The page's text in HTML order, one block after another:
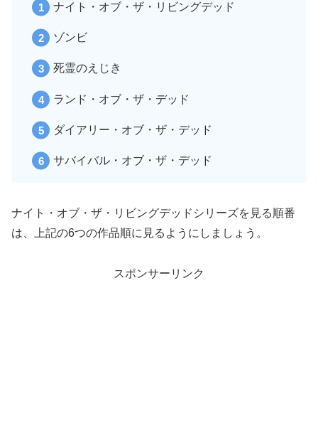
ナイト・オブ・ザ・リビングデッド
ゾンビ
死霊のえじき
ランド・オブ・ザ・デッド
ダイアリー・オブ・ザ・デッド
サバイバル・オブ・ザ・デッド
ナイト・オブ・ザ・リビングデッドシリーズを見る順番
は、上記の6つの作品順に見るようにしましょう。
スポンサーリンク